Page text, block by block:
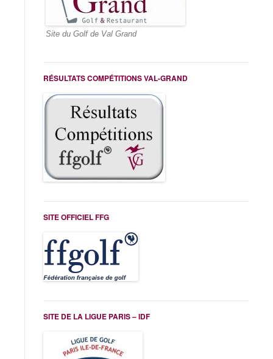
Site du Golf de Val Grand
RÉSULTATS COMPÉTITIONS VAL-GRAND
SITE OFFICIEL FFG
SITE DE LA LIGUE PARIS – IDF